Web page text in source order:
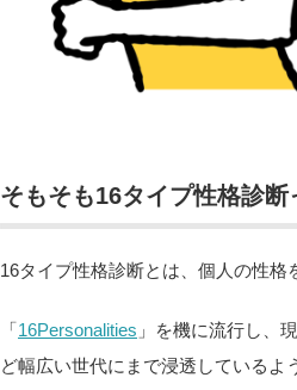
そもそも16タイプ性格診断
16タイプ性格診断とは、個人の性格
「16Personalities 」を機に流行し、
ど幅広い世代にまで浸透しているよ